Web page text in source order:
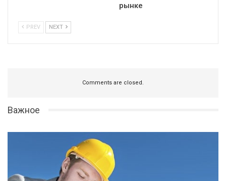
рынке
PREV NEXT
Comments are closed.
Важное